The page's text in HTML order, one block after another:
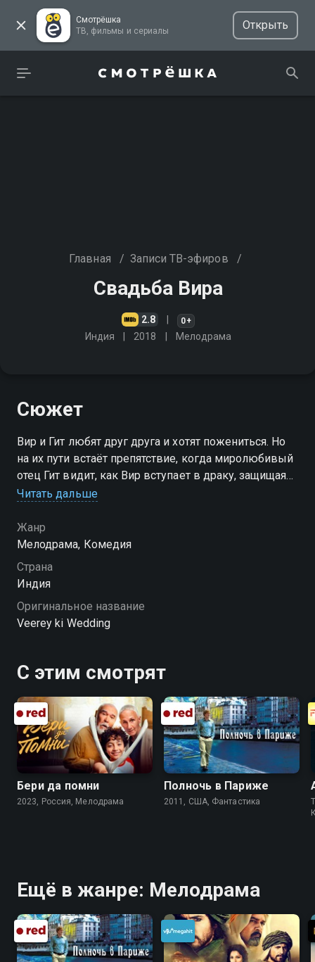
Смотрёшка
ТВ, фильмы и сериалы
Открыть
Главная / Записи ТВ-эфиров /
Свадьба Вира
2.8 0+
Индия 2018 Мелодрама
Сюжет
Вир и Гит любят друг друга и хотят пожениться. Но
на их пути встаёт препятствие, когда миролюбивый
отец Гит видит, как Вир вступает в драку, защищая
девушку
Читать дальше
Жанр
Мелодрама, Комедия
Страна
Индия
Оригинальное название
Veerey ki Wedding
С этим смотрят
Бери да помни
2023, Россия, Мелодрама
Полночь в Париже
2011, США, Фантастика
Ещё в жанре: Мелодрама